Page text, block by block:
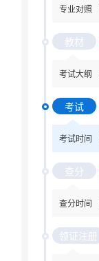
专业对照
教材
考试大纲
考试
考试时间
查分
查分时间
领证注册